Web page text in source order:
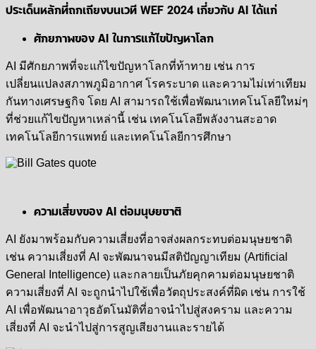
ประเด็นหลักที่ถกเถียงบนเวที WEF 2024 เกี่ยวกับ AI ได้แก่
ศักยภาพของ AI ในการแก้ไขปัญหาโลก
AI มีศักยภาพที่จะแก้ไขปัญหาโลกที่ท้าทาย เช่น การ
เปลี่ยนแปลงสภาพภูมิอากาศ โรคระบาด และความไม่เท่าเทียม
กันทางเศรษฐกิจ โดย AI สามารถใช้เพื่อพัฒนาเทคโนโลยีใหม่ๆ
ที่ช่วยแก้ไขปัญหาเหล่านี้ เช่น เทคโนโลยีพลังงานสะอาด
เทคโนโลยีการแพทย์ และเทคโนโลยีการศึกษา
ความเสี่ยงของ AI ต่อมนุษยชาติ
AI ยังมาพร้อมกับความเสี่ยงที่อาจส่งผลกระทบต่อมนุษยชาติ
เช่น ความเสี่ยงที่ AI จะพัฒนาจนมีสติปัญญาเทียม (Artificial
General Intelligence) และกลายเป็นภัยคุกคามต่อมนุษยชาติ
ความเสี่ยงที่ AI จะถูกนำไปใช้เพื่อวัตถุประสงค์ที่ผิด เช่น การใช้
AI เพื่อพัฒนาอาวุธอัตโนมัติที่อาจนำไปสู่สงคราม และความ
เสี่ยงที่ AI จะนำไปสู่การสูญเสียงานและรายได้